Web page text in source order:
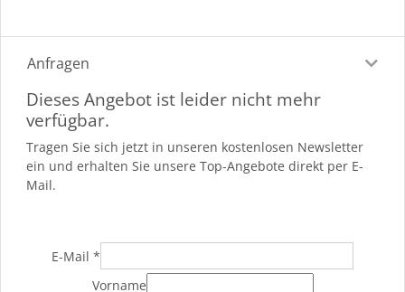
Anfragen
Dieses Angebot ist leider nicht mehr
verfügbar.
Tragen Sie sich jetzt in unseren kostenlosen Newsletter
ein und erhalten Sie unsere Top-Angebote direkt per E-
Mail.
E-Mail *
Vorname